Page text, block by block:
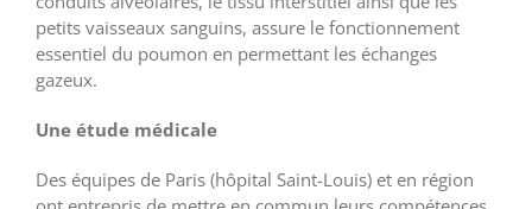
petits vaisseaux sanguins, assure le fonctionnement
essentiel du poumon en permettant les échanges
gazeux.
Une étude médicale
Des équipes de Paris (hôpital Saint-Louis) et en région